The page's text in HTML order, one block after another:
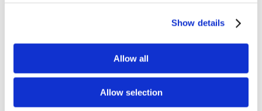
Show details
Allow all
Allow selection
Tanto è vero che il Signor Bianchi si è solo
limitato per più di trenta anni a parcheggiare la